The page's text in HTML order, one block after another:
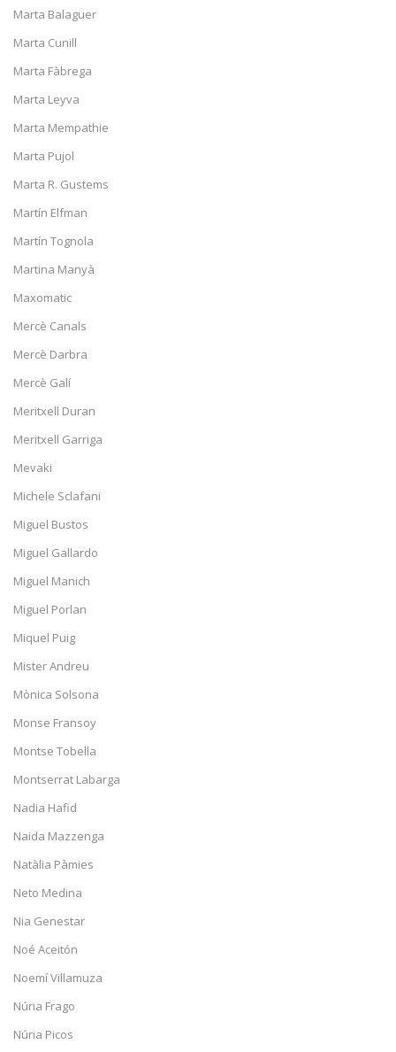
Marta Balaguer
Marta Cunill
Marta Fàbrega
Marta Leyva
Marta Mempathie
Marta Pujol
Marta R. Gustems
Martín Elfman
Martín Tognola
Martina Manyà
Maxomatic
Mercè Canals
Mercè Darbra
Mercè Galí
Meritxell Duran
Meritxell Garriga
Mevaki
Michele Sclafani
Miguel Bustos
Miguel Gallardo
Miguel Manich
Miguel Porlan
Miquel Puig
Mister Andreu
Mònica Solsona
Monse Fransoy
Montse Tobella
Montserrat Labarga
Nadia Hafid
Naida Mazzenga
Natàlia Pàmies
Neto Medina
Nia Genestar
Noé Aceitón
Noemí Villamuza
Núria Frago
Núria Picos